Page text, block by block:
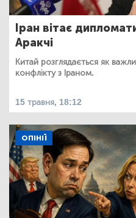
Іран вітає
Аракчі
Китай розглядається як
конфлікту з Іраном.
15 травня, 18:12
ОПІНІЇ